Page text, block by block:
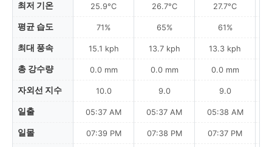
최저 기온
평균 습도
최대 풍속
총 강수량
자외선 지수
일출
일몰
25.9°C
71%
15.1 kph
0.0 mm
10.0
05:37 AM
07:39 PM
26.7°C
65%
13.7 kph
0.0 mm
9.0
05:37 AM
07:38 PM
27.7°C
61%
13.3 kph
0.0 mm
9.0
05:38 AM
07:37 PM